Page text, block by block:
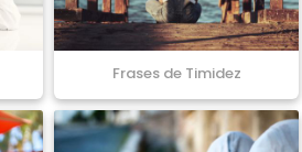
Frases de Timidez